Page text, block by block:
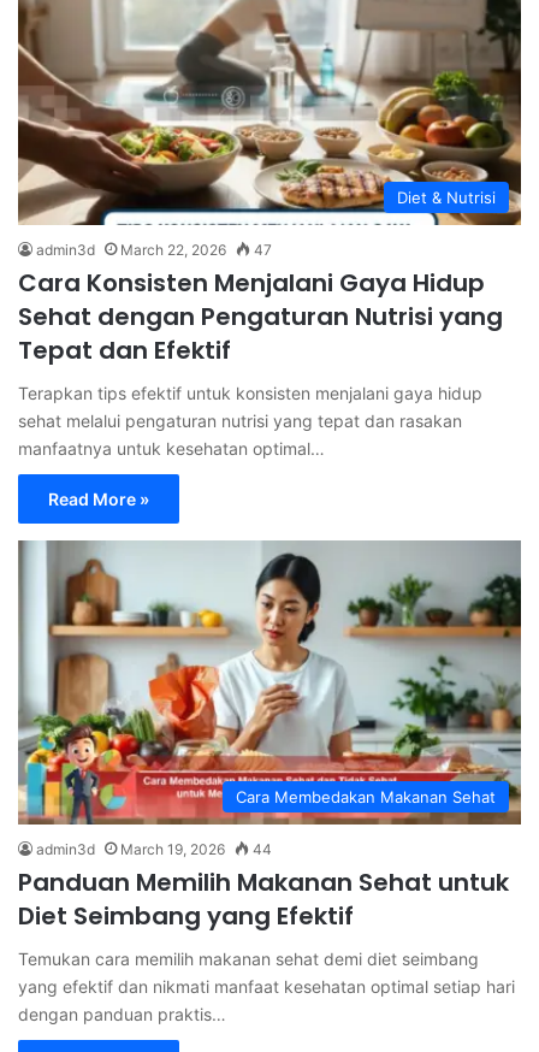
Diet & Nutrisi
admin3d March 22, 2026 47
Cara Konsisten Menjalani Gaya Hidup
Sehat dengan Pengaturan Nutrisi yang
Tepat dan Efektif
Terapkan tips efektif untuk konsisten menjalani gaya hidup
sehat melalui pengaturan nutrisi yang tepat dan rasakan
manfaatnya untuk kesehatan optimal…
Read More »
Cara Membedakan Makanan Sehat
admin3d March 19, 2026 44
Panduan Memilih Makanan Sehat untuk
Diet Seimbang yang Efektif
Temukan cara memilih makanan sehat demi diet seimbang
yang efektif dan nikmati manfaat kesehatan optimal setiap hari
dengan panduan praktis…